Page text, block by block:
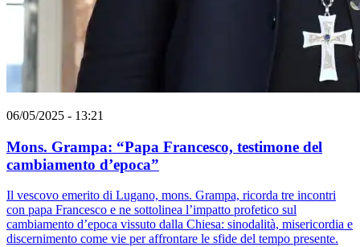
06/05/2025 - 13:21
Mons. Grampa: “Papa Francesco, testimone del
cambiamento d’epoca”
Il vescovo emerito di Lugano, mons. Grampa, ricorda tre incontri
con papa Francesco e ne sottolinea l’impatto profetico sul
cambiamento d’epoca vissuto dalla Chiesa: sinodalità, misericordia e
discernimento come vie per affrontare le sfide del tempo presente.